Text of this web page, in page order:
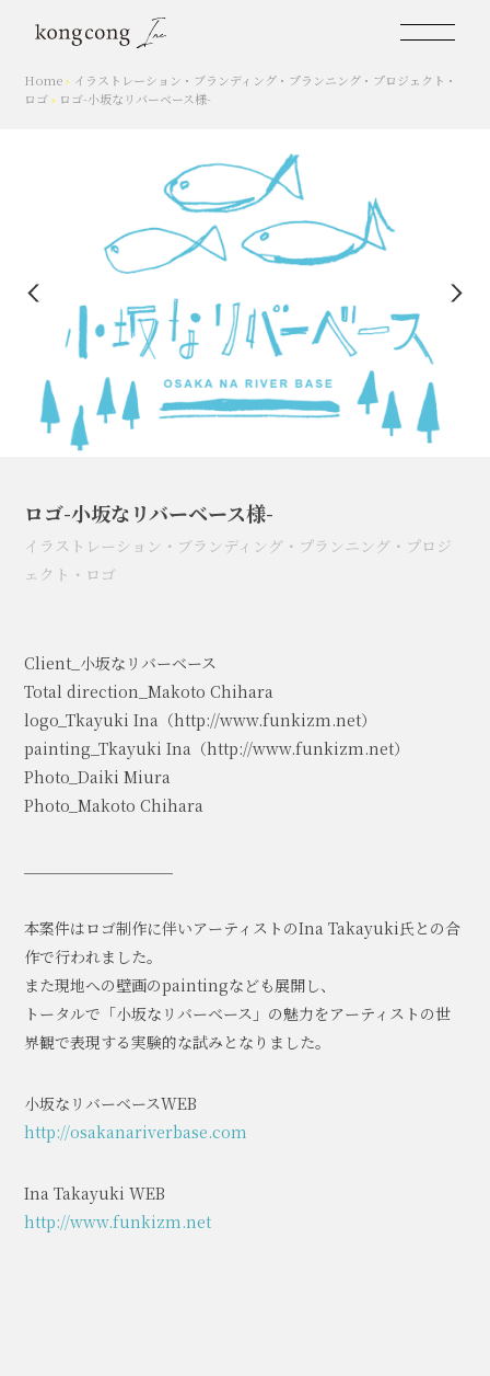
Home › イラストレーション ・ ブランディング ・ プランニング ・ プロジェクト ・
ロゴ › ロゴ-小坂なリバーベース様-
ロゴ-小坂なリバーベース様-
イラストレーション ・ ブランディング ・ プランニング ・ プロジ
ェクト ・ ロゴ
Client_小坂なリバーベース
Total direction_Makoto Chihara
logo_Tkayuki Ina（http://www.funkizm.net）
painting_Tkayuki Ina（http://www.funkizm.net）
Photo_Daiki Miura
Photo_Makoto Chihara
本案件はロゴ制作に伴いアーティストのIna Takayuki氏との合
作で行われました。
また現地への壁画のpaintingなども展開し、
トータルで「小坂なリバーベース」の魅力をアーティストの世
界観で表現する実験的な試みとなりました。
小坂なリバーベースWEB
http://osakanariverbase.com
Ina Takayuki WEB
http://www.funkizm.net